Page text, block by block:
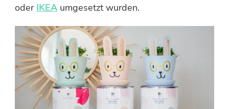
oder IKEAumgesetzt wurden.